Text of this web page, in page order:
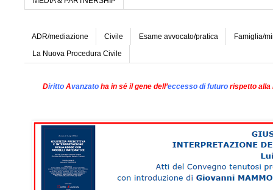
ADR/mediazione Civile Esame avvocato/pratica Famiglia/
La Nuova Procedura Civile
Diritto Avanzato ha in sé il gene dell’eccesso di futuro rispetto alla